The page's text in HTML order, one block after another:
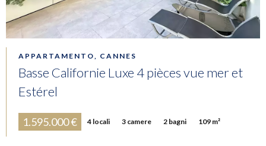
APPARTAMENTO, CANNES
Basse Californie Luxe 4 pièces vue mer et
Estérel
1.595.000 € 4 locali 3 camere 2 bagni 109 m²